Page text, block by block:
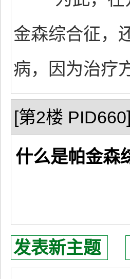
金森综合征，
病，因为治疗
[第2楼
什么是帕金森
发表新主题